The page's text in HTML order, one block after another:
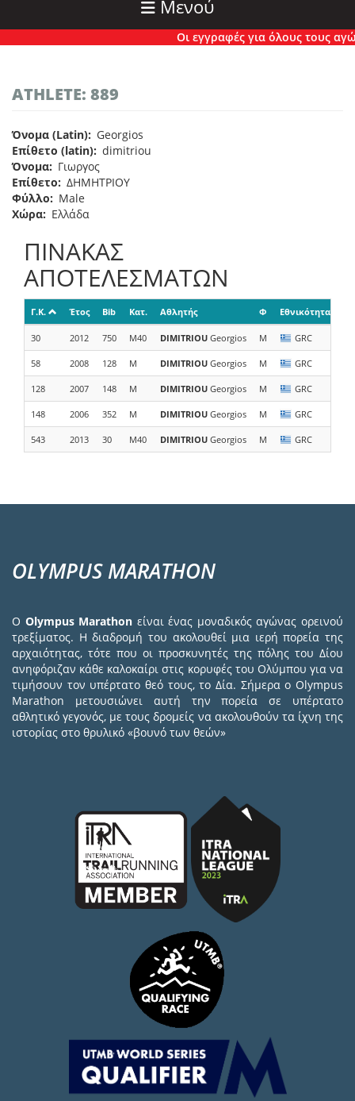
Μενού
Οι εγγραφές για όλους τους
ATHLETE: 889
Όνομα (Latin)
Georgios
Επίθετο (latin) dimitriou
Όνομα
Γιωργος
Επίθετο
ΔΗΜΗΤΡΙΟΥ
Φύλλο
Male
Χώρα
Ελλάδα
ΠΙΝΑΚΑΣ
ΑΠΟΤΕΛΕΣΜΑΤΩΝ
Γ.Κ. Έτος Bib Κατ. Αθλητής Φ Εθνικότητα
30 2012 750 M40 DIMITRIOU Georgios M GRC
58 2008 128 M DIMITRIOU Georgios M GRC
128 2007 148 M DIMITRIOU Georgios M GRC
148 2006 352 M DIMITRIOU Georgios M GRC
543 2013 30 M40 DIMITRIOU Georgios M GRC
OLYMPUS MARATHON
Ο Olympus Marathon είναι ένας μοναδικός αγώνας ορεινού
τρεξίματος. Η διαδρομή του ακολουθεί μια ιερή πορεία της
αρχαιότητας, τότε που οι προσκυνητές της πόλης του Δίου
ανηφόριζαν κάθε καλοκαίρι στις κορυφές του Ολύμπου για να
τιμήσουν τον υπέρτατο θεό τους, το Δία. Σήμερα ο Olympus
Marathon μετουσιώνει αυτή την πορεία σε υπέρτατο
αθλητικό γεγονός, με τους δρομείς να ακολουθούν τα ίχνη της
ιστορίας στο θρυλικό «βουνό των θεών»